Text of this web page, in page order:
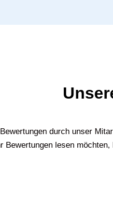
durch unser
Bewertungen lesen